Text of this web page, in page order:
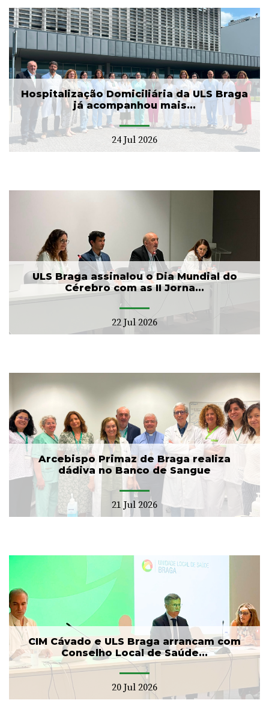
Hospitalização Domiciliária da ULS Braga
já acompanhou mais...
24 Jul 2026
ULS Braga assinalou o Dia Mundial do
Cérebro com as II Jorna...
22 Jul 2026
Arcebispo Primaz de Braga realiza
dádiva no Banco de Sangue
21 Jul 2026
CIM Cávado e ULS Braga arrancam com
Conselho Local de Saúde...
20 Jul 2026